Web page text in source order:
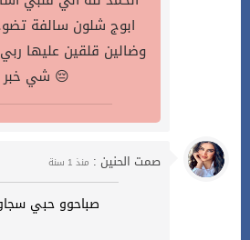
ابوج شلون سالفة
وضالين قلقين عليها
شي خبر عنها 😔
صمت الحنين : منذ 1 سنة
صباحوو حبي